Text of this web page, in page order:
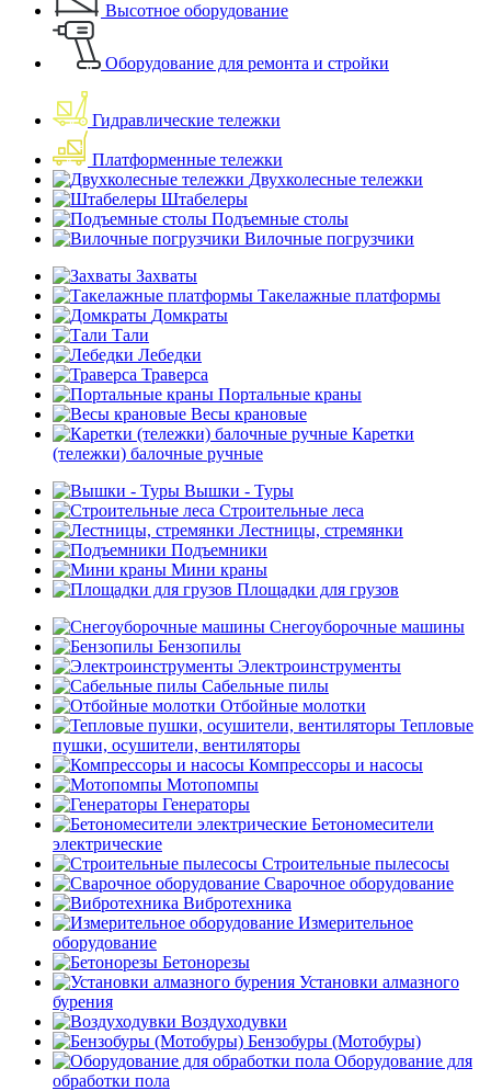
Высотное оборудование
Оборудование для ремонта и стройки
Гидравлические тележки
Платформенные тележки
Двухколесные тележки
Штабелеры
Подъемные столы
Вилочные погрузчики
Захваты
Такелажные платформы
Домкраты
Тали
Лебедки
Траверса
Портальные краны
Весы крановые
Каретки
(тележки) балочные ручные
Вышки - Туры
Строительные леса
Лестницы, стремянки
Подъемники
Мини краны
Площадки для грузов
Снегоуборочные машины
Бензопилы
Электроинструменты
Сабельные пилы
Отбойные молотки
Тепловые
пушки, осушители, вентиляторы
Компрессоры и насосы
Мотопомпы
Генераторы
Бетономесители
электрические
Строительные пылесосы
Сварочное оборудование
Вибротехника
Измерительное
оборудование
Бетонорезы
Установки алмазного
бурения
Воздуходувки
Бензобуры (Мотобуры)
Оборудование для
обработки пола